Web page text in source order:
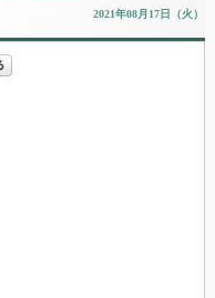
2021年08月17日（火）